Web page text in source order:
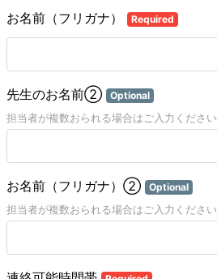
お名前（フリガナ） Required
先生のお名前② Optional
担当者が複数おられる場合はご入力ください
お名前（フリガナ）② Optional
担当者が複数おられる場合はご入力ください